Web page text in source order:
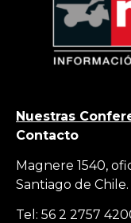
Nuestras
Contacto
Magnere 1540,
Santiago de Chile.
Tel: 56 2 2757